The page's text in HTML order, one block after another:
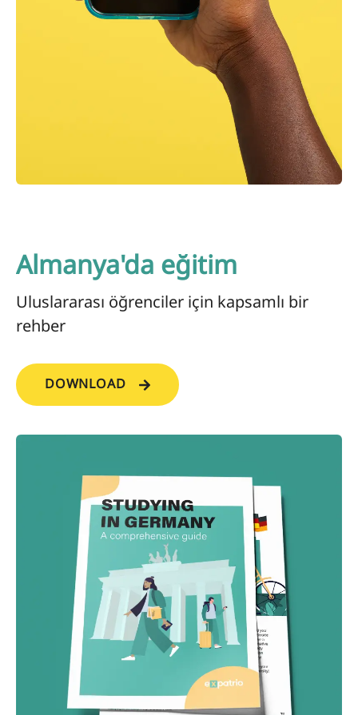
Almanya'da eğitim
Uluslararası öğrenciler için kapsamlı bir
rehber
DOWNLOAD